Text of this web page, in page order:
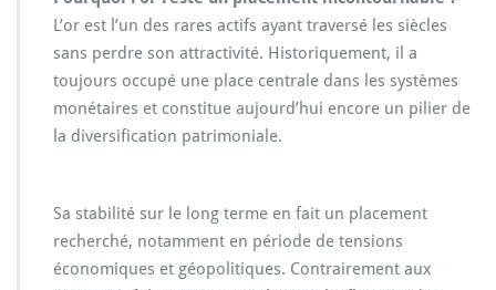
L’or est l’un des rares actifs ayant traversé les siècles
sans perdre son attractivité. Historiquement, il a
toujours occupé une place centrale dans les systèmes
monétaires et constitue aujourd’hui encore un pilier de
la diversification patrimoniale.
Sa stabilité sur le long terme en fait un placement
recherché, notamment en période de tensions
économiques et géopolitiques. Contrairement aux